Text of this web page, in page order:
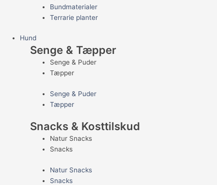
Bundmaterialer
Terrarie planter
Hund
Senge & Tæpper
Senge & Puder
Tæpper
Senge & Puder
Tæpper
Snacks & Kosttilskud
Natur Snacks
Snacks
Natur Snacks
Snacks